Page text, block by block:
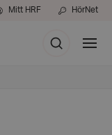
Mitt HRF HörNet
Sök
Visa
meny